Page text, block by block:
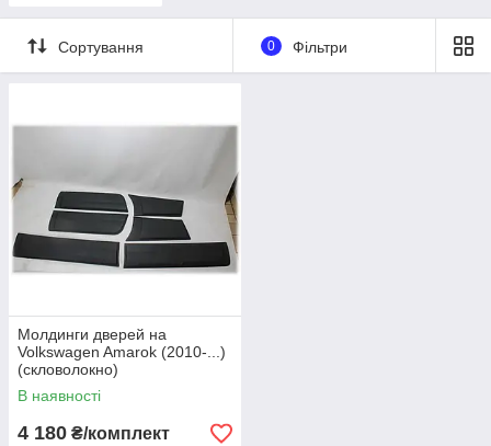
Сортування 0 Фільтри
Молдинги дверей на
Volkswagen Amarok (2010-...)
(скловолокно)
В наявності
4 180 ₴/комплект